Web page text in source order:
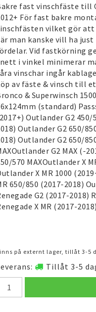
fast vinschfäste till
För fast bakre
vilket gör att
man kanske vill ha
Vid fastkörning
i vinkel minimerar
vinschar ingår
av fäste & vinsch till
& Superwinsch
(standard)
Outlander G2 450/
Outlander G2 650/
Outlander G2 650/
G2 MAX (-
570 MAXOutlander X
X MR 1000
650/850 (2017-2018)
G2 (2017-2018)
X MR (2017-
på externt lager, tillåt 3-5
Tillåt 3-5